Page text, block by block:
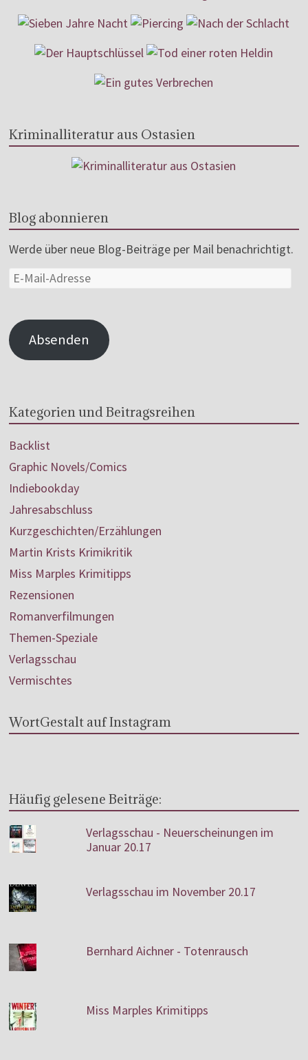
Kriminalliteratur aus Ostasien
Blog abonnieren
Werde über neue Blog-Beiträge per Mail benachrichtigt.
Absenden
Kategorien und Beitragsreihen
Backlist
Graphic Novels/Comics
Indiebookday
Jahresabschluss
Kurzgeschichten/Erzählungen
Martin Krists Krimikritik
Miss Marples Krimitipps
Rezensionen
Romanverfilmungen
Themen-Speziale
Verlagsschau
Vermischtes
WortGestalt auf Instagram
Häufig gelesene Beiträge:
Verlagsschau - Neuerscheinungen im
Januar 20.17
Verlagsschau im November 20.17
Bernhard Aichner - Totenrausch
Miss Marples Krimitipps